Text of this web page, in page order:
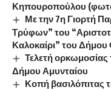
Κηπουροπούλου
Με την 7η Γιορτή
Τρύφων” του
Καλοκαίρι” του
Τελετή ορκωμοσίας
Δήμου Αμυνταίου
Κοπή βασιλόπιτας